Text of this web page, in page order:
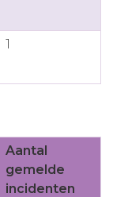
1
Aantal
gemelde
incidenten